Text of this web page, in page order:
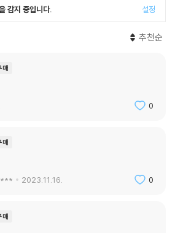
감지 중입니다. 설정
추천순
매
0
매
2023.11.16. 0
매